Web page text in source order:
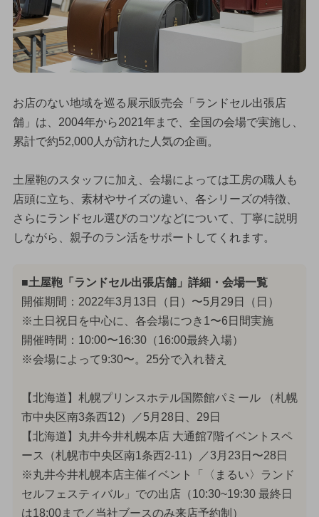
お店のない地域を巡る展示販売会「ランドセル出張店
舗」は、2004年から2021年まで、全国の会場で実施し、
累計で約52,000人が訪れた人気の企画。
土屋鞄のスタッフに加え、会場によっては工房の職人も
店頭に立ち、素材やサイズの違い、各シリーズの特徴、
さらにランドセル選びのコツなどについて、丁寧に説明
しながら、親子のラン活をサポートしてくれます。
■土屋鞄「ランドセル出張店舗」詳細・会場一覧
開催期間：2022年3月13日（日）〜5月29日（日）
※土日祝日を中心に、各会場につき1〜6日間実施
開催時間：10:00〜16:30（16:00最終入場）
※会場によって9:30〜。25分で入れ替え
【北海道】札幌プリンスホテル国際館パミール （札幌
市中央区南3条西12）／5月28日、29日
【北海道】丸井今井札幌本店 大通館7階イベントスペ
ース（札幌市中央区南1条西2-11）／3月23日〜28日
※丸井今井札幌本店主催イベント「〈まるい〉ランド
セルフェスティバル」での出店（10:30~19:30 最終日
は18:00まで／当社ブースのみ来店予約制）